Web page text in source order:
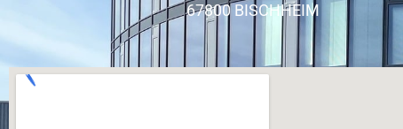
67800 BISCHHEIM